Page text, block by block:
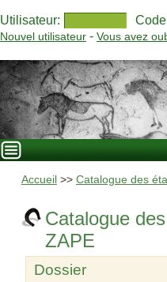
Utilisateur:
Nouvel utilisateur - Vous avez
Accueil >> Catalogue des
Catalogue
ZAPE
Dossier